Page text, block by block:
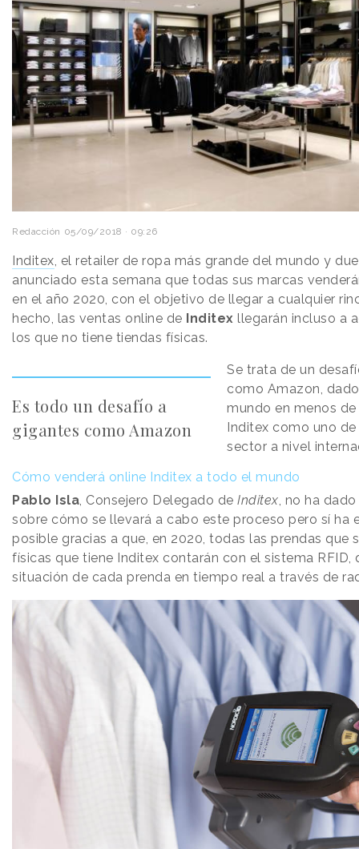
Redacción 05/09/2018 · 09:26
Inditex, el retailer de ropa más grande del mundo y
anunciado esta semana que todas sus marcas
en el año 2020, con el objetivo de llegar a cualquier
hecho, las ventas online de Inditex llegarán incluso a
los que no tiene tiendas físicas.
Es todo un desafío a
gigantes como Amazon
Se trata de un
como Amazon,
mundo en menos
Inditex como uno
sector a nivel
Cómo venderá online Inditex a todo el mundo
Pablo Isla, Consejero Delegado de Inditex, no ha
sobre cómo se llevará a cabo este proceso pero sí ha
posible gracias a que, en 2020, todas las prendas que
físicas que tiene Inditex contarán con el sistema RFID,
situación de cada prenda en tiempo real a través de